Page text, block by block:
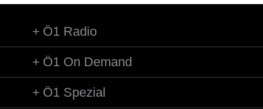
Besatzungsmächte
Frauen, Mütter, Kinder
Ö1 Radio
Ö1 On Demand
Ö1 Spezial